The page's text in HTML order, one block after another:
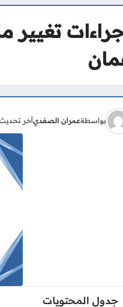
بواسطةعمران الصفدي آخر تحديث
جدول المحتويات